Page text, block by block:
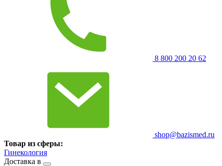
8 800 200 20 62
shop@bazismed.ru
Товар из сферы:
Гинекология
Доставка в